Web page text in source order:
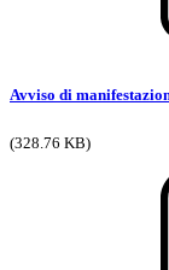
Avviso di
(328.76 KB)